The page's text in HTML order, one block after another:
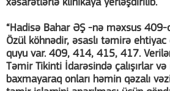
xəsarətlərlə klinikaya yerləşdirilib.
“Hadisə Bahar ƏŞ -nə məxsus 409-
Özül köhnədir, əsaslı təmirə
quyu var. 409, 414, 415, 417.
Təmir Tikinti İdarəsində çalışırlar
baxmayaraq onları həmin qəzalı